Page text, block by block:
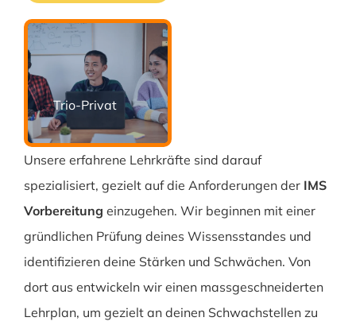
Trio-Privat
Unsere erfahrene Lehrkräfte sind darauf
spezialisiert, gezielt auf die Anforderungen der IMS
Vorbereitung einzugehen. Wir beginnen mit einer
gründlichen Prüfung deines Wissensstandes und
identifizieren deine Stärken und Schwächen. Von
dort aus entwickeln wir einen massgeschneiderten
Lehrplan, um gezielt an deinen Schwachstellen zu